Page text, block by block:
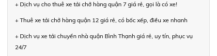
+ Dịch vụ cho thuê xe tải chở hàng quận 7 giá rẻ, gọi là có xe!
+ Thuê xe tải chở hàng quận 12 giá rẻ, có bốc xếp, điều xe nhanh
+ Dịch vụ xe tải chuyển nhà quận Bình Thạnh giá rẻ, uy tín, phục vụ
24/7